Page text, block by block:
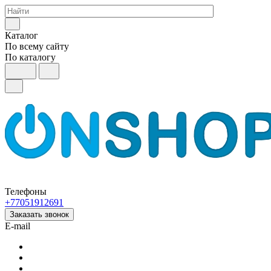
Каталог
По всему сайту
По каталогу
Телефоны
+77051912691
Заказать звонок
E-mail